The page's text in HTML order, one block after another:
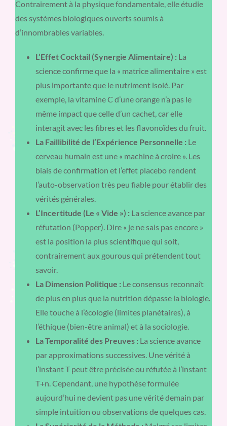
Contrairement à la physique fondamentale, elle étudie
des systèmes biologiques ouverts soumis à
d’innombrables variables.
L’Effet Cocktail (Synergie Alimentaire) : La
science confirme que la « matrice alimentaire » est
plus importante que le nutriment isolé. Par
exemple, la vitamine C d’une orange n’a pas le
même impact que celle d’un cachet, car elle
interagit avec les fibres et les flavonoïdes du fruit.
La Faillibilité de l’Expérience Personnelle : Le
cerveau humain est une « machine à croire ». Les
biais de confirmation et l’effet placebo rendent
l’auto-observation très peu fiable pour établir des
vérités générales.
L’Incertitude (Le « Vide ») : La science avance par
réfutation (Popper). Dire « je ne sais pas encore »
est la position la plus scientifique qui soit,
contrairement aux gourous qui prétendent tout
savoir.
La Dimension Politique : Le consensus reconnaît
de plus en plus que la nutrition dépasse la biologie.
Elle touche à l’écologie (limites planétaires), à
l’éthique (bien-être animal) et à la sociologie.
La Temporalité des Preuves : La science avance
par approximations successives. Une vérité à
l’instant T peut être précisée ou réfutée à l’instant
T+n. Cependant, une hypothèse formulée
aujourd’hui ne devient pas une vérité demain par
simple intuition ou observations de quelques cas.